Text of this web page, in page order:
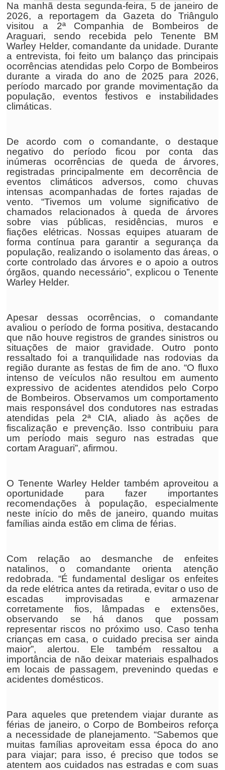
Na manhã desta segunda-feira, 5 de janeiro de
2026, a reportagem da Gazeta do Triângulo
visitou a 2ª Companhia de Bombeiros de
Araguari, sendo recebida pelo Tenente BM
Warley Helder, comandante da unidade. Durante
a entrevista, foi feito um balanço das principais
ocorrências atendidas pelo Corpo de Bombeiros
durante a virada do ano de 2025 para 2026,
período marcado por grande movimentação da
população, eventos festivos e instabilidades
climáticas.
De acordo com o comandante, o destaque
negativo do período ficou por conta das
inúmeras ocorrências de queda de árvores,
registradas principalmente em decorrência de
eventos climáticos adversos, como chuvas
intensas acompanhadas de fortes rajadas de
vento. “Tivemos um volume significativo de
chamados relacionados à queda de árvores
sobre vias públicas, residências, muros e
fiações elétricas. Nossas equipes atuaram de
forma contínua para garantir a segurança da
população, realizando o isolamento das áreas, o
corte controlado das árvores e o apoio a outros
órgãos, quando necessário”, explicou o Tenente
Warley Helder.
Apesar dessas ocorrências, o comandante
avaliou o período de forma positiva, destacando
que não houve registros de grandes sinistros ou
situações de maior gravidade. Outro ponto
ressaltado foi a tranquilidade nas rodovias da
região durante as festas de fim de ano. “O fluxo
intenso de veículos não resultou em aumento
expressivo de acidentes atendidos pelo Corpo
de Bombeiros. Observamos um comportamento
mais responsável dos condutores nas estradas
atendidas pela 2ª CIA, aliado às ações de
fiscalização e prevenção. Isso contribuiu para
um período mais seguro nas estradas que
cortam Araguari”, afirmou.
O Tenente Warley Helder também aproveitou a
oportunidade para fazer importantes
recomendações à população, especialmente
neste início do mês de janeiro, quando muitas
famílias ainda estão em clima de férias.
Com relação ao desmanche de enfeites
natalinos, o comandante orienta atenção
redobrada. “É fundamental desligar os enfeites
da rede elétrica antes da retirada, evitar o uso de
escadas improvisadas e armazenar
corretamente fios, lâmpadas e extensões,
observando se há danos que possam
representar riscos no próximo uso. Caso tenha
crianças em casa, o cuidado precisa ser ainda
maior”, alertou. Ele também ressaltou a
importância de não deixar materiais espalhados
em locais de passagem, prevenindo quedas e
acidentes domésticos.
Para aqueles que pretendem viajar durante as
férias de janeiro, o Corpo de Bombeiros reforça
a necessidade de planejamento. “Sabemos que
muitas famílias aproveitam essa época do ano
para viajar; para isso, é preciso que todos se
atentem aos cuidados nas estradas e com suas